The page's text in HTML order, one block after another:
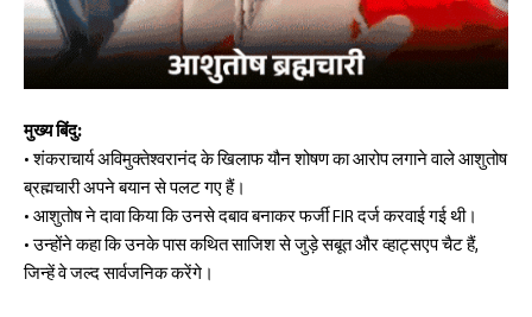
मुख्य बिंदु:
• शंकराचार्य अविमुक्तेश्वरानंद के खिलाफ यौन शोषण का आरोप लगाने वाले आशुतोष
ब्रह्मचारी अपने बयान से पलट गए हैं।
• आशुतोष ने दावा किया कि उनसे दबाव बनाकर फर्जी FIR दर्ज करवाई गई थी।
• उन्होंने कहा कि उनके पास कथित साजिश से जुड़े सबूत और व्हाट्सएप चैट हैं,
जिन्हें वे जल्द सार्वजनिक करेंगे।